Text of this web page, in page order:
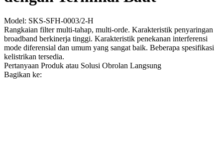
Model: SKS-SFH-0003/2-H
Rangkaian filter multi-tahap, multi-orde. Karakteristik penyaringan
broadband berkinerja tinggi. Karakteristik penekanan interferensi
mode diferensial dan umum yang sangat baik. Beberapa spesifikasi
kelistrikan tersedia.
Pertanyaan Produk atau Solusi Obrolan Langsung
Bagikan ke: